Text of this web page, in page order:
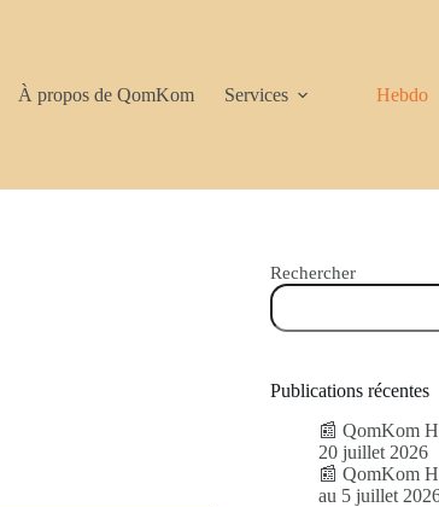
À propos de QomKom Services Hebdo
Rechercher
Publications récentes
📰 QomKom
20 juillet 2026
📰 QomKom
au 5 juillet